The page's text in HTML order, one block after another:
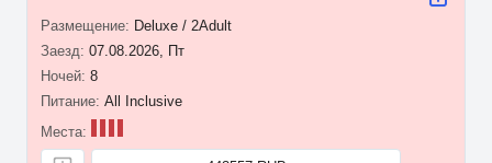
07.08.2026, Пт
8
Deluxe / 2Adult
All Inclusive